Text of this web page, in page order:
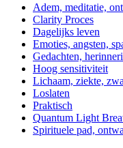
Adem, meditatie,
Clarity Proces
Dagelijks leven
Emoties, angsten,
Gedachten,
Hoog sensitiviteit
Lichaam, ziekte,
Loslaten
Praktisch
Quantum Light
Spirituele pad,